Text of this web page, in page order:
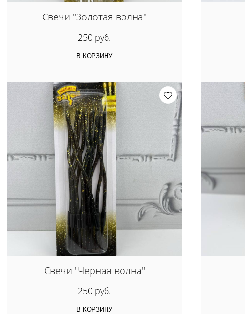
Свечи "Золотая волна"
250 руб.
В КОРЗИНУ
Свечи "Черная волна"
250 руб.
В КОРЗИНУ